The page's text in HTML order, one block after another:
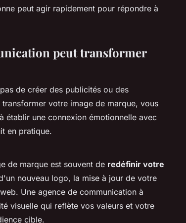
peut agir rapidement pour répondre à
peut transformer
de créer des publicités ou des
votre image de marque, vous
établir une connexion émotionnelle avec
en pratique.
de marque est souvent de redéfinir votre
nouveau logo, la mise à jour de votre
Une agence de communication à
visuelle qui reflète vos valeurs et votre
cible.